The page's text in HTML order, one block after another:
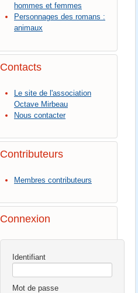
hommes et femmes
Personnages des romans :
animaux
Contacts
Le site de l'association
Octave Mirbeau
Nous contacter
Contributeurs
Membres contributeurs
Connexion
Identifiant
Mot de passe